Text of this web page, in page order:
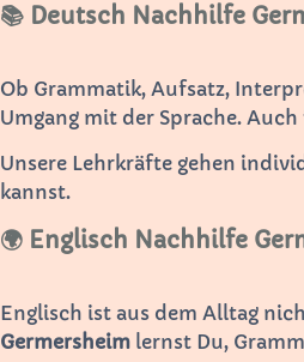
📚 Deutsch Nachhilfe
Ob Grammatik, Aufsatz,
Umgang mit der Sprache.
Unsere Lehrkräfte gehen
kannst.
🌍 Englisch Nachhilfe
Englisch ist aus dem Alltag
Germersheim lernst Du,